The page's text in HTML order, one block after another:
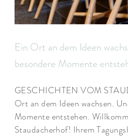
Ein Ort an dem Ideen
besondere Momente
GESCHICHTEN VOM
Ort an dem Ideen wachsen.
Momente entstehen.
Staudacherhof! Ihrem